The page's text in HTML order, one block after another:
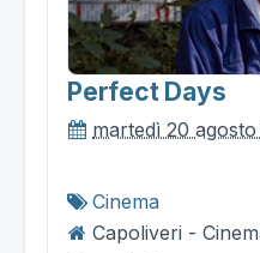
Perfect Days
martedì 20
Cinema
Capoliveri -